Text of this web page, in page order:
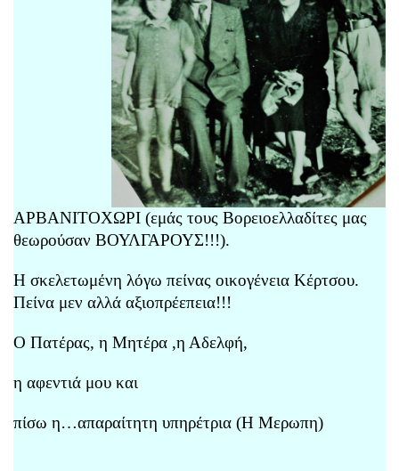
ΑΡΒΑΝΙΤΟΧΩΡΙ (εμάς τους Βορειοελλαδίτες μας
θεωρούσαν ΒΟΥΛΓΑΡΟΥΣ!!!).
Η σκελετωμένη λόγω πείνας οικογένεια Κέρτσου.
Πείνα μεν αλλά αξιοπρέεπεια!!!
Ο Πατέρας, η Μητέρα ,η Αδελφή,
η αφεντιά μου και
πίσω η…απαραίτητη υπηρέτρια (Η Μερωπη)